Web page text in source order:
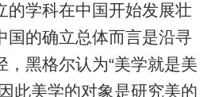
的学科在中国开始发展壮
国的确立总体而言是沿寻
，黑格尔认为“美学就是美
此美学的对象是研究美的